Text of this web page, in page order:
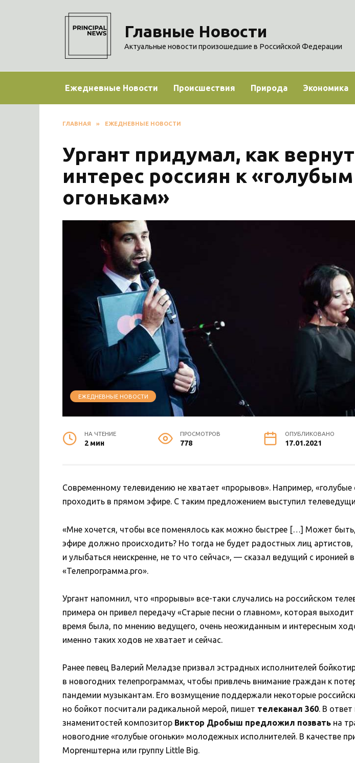
Главные Новости
Актуальные новости произошедшие в Российской Федерации
Ежедневные Новости Происшествия Природа Экономика
ГЛАВНАЯ » ЕЖЕДНЕВНЫЕ НОВОСТИ
Ургант придумал, как
интерес россиян к «голубым
огонькам»
ЕЖЕДНЕВНЫЕ НОВОСТИ
НА ЧТЕНИЕ
2 мин
ПРОСМОТРОВ
778
ОПУБЛИКОВАНО
17.01.2021
Современному телевидению не хватает «прорывов». Например, «голубые
проходить в прямом эфире. С таким предложением выступил
«Мне хочется, чтобы все поменялось как можно быстрее […] Может
эфире должно происходить? Но тогда не будет радостных лиц артистов,
и улыбаться неискренне, не то что сейчас», — сказал ведущий с иронией
«Телепрограмма.pro».
Ургант напомнил, что «прорывы» все-таки случались на российском
примера он привел передачу «Старые песни о главном», которая
время была, по мнению ведущего, очень неожиданным и интересным
именно таких ходов не хватает и сейчас.
Ранее певец Валерий Меладзе призвал эстрадных исполнителей
в новогодних телепрограммах, чтобы привлечь внимание граждан к
пандемии музыкантам. Его возмущение поддержали некоторые
но бойкот посчитали радикальной мерой, пишет телеканал 360. В ответ
знаменитостей композитор Виктор Дробыш предложил позвать на
новогодние «голубые огоньки» молодежных исполнителей. В качестве
Моргенштерна или группу Little Big.